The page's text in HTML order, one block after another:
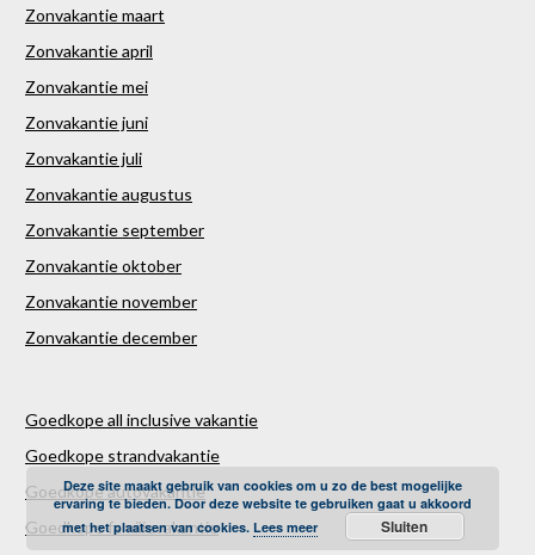
Zonvakantie maart
Zonvakantie april
Zonvakantie mei
Zonvakantie juni
Zonvakantie juli
Zonvakantie augustus
Zonvakantie september
Zonvakantie oktober
Zonvakantie november
Zonvakantie december
Goedkope all inclusive vakantie
Goedkope strandvakantie
Goedkope autovakantie
Goedkope familievakantie
Deze site maakt gebruik van cookies om u zo de best mogelijke
ervaring te bieden. Door deze website te gebruiken gaat u akkoord
met het plaatsen van cookies. Lees meer Sluiten